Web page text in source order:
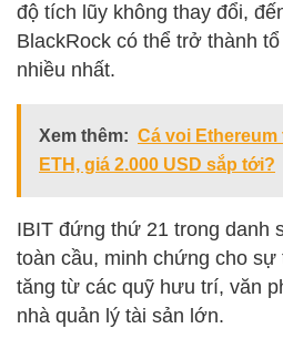
độ tích lũy không thay đổi,
BlackRock có thể trở thành
nhiều nhất.
Xem thêm: Cá voi Ethereum
ETH, giá 2.000 USD sắp tới?
IBIT đứng thứ 21 trong danh
toàn cầu, minh chứng cho
tăng từ các quỹ hưu trí, văn
nhà quản lý tài sản lớn.